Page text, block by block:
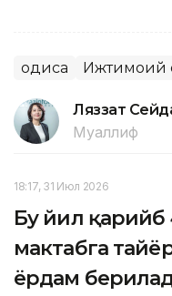
Ҳодиса Ижтимоий
Ляззат
Муаллиф
18:17, 31 Июл 2026
Бу йил қарийб
мактабга
ёрдам